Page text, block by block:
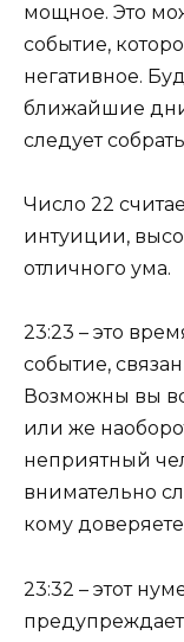
мощное. Это
событие,
негативное.
ближайшие дни,
следует
Число 22
интуиции,
отличного ума.
23:23 – это
событие,
Возможны вы
или же
неприятный
внимательно
кому
23:32 – этот
предупреждает